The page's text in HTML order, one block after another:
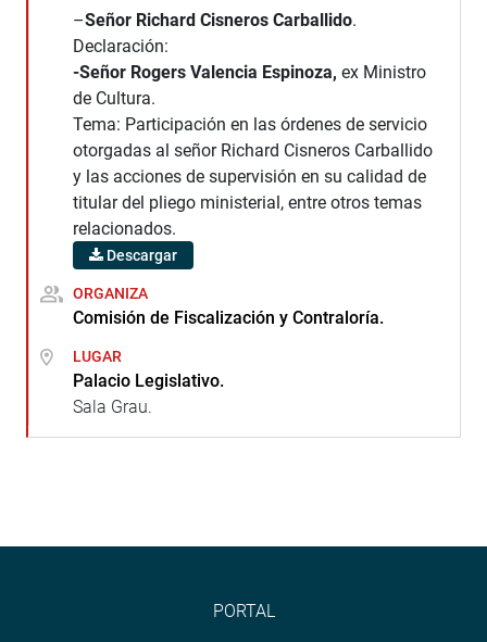
–Señor Richard Cisneros Carballido.
Declaración:
-Señor Rogers Valencia Espinoza, ex Ministro
de Cultura.
Tema: Participación en las órdenes de servicio
otorgadas al señor Richard Cisneros Carballido
y las acciones de supervisión en su calidad de
titular del pliego ministerial, entre otros temas
relacionados.
Descargar
ORGANIZA
Comisión de Fiscalización y Contraloría.
LUGAR
Palacio Legislativo.
Sala Grau.
PORTAL